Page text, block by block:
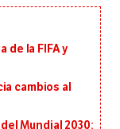
de la FIFA y
cambios al
Mundial 2030: